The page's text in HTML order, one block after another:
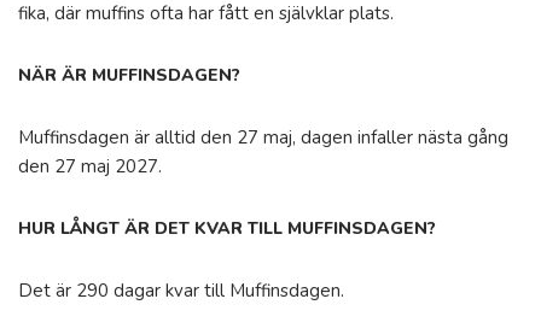
fika, där muffins ofta har fått en självklar plats.
NÄR ÄR MUFFINSDAGEN?
Muffinsdagen är alltid den 27 maj, dagen infaller nästa gång
den 27 maj 2027.
HUR LÅNGT ÄR DET KVAR TILL MUFFINSDAGEN?
Det är 290 dagar kvar till Muffinsdagen.